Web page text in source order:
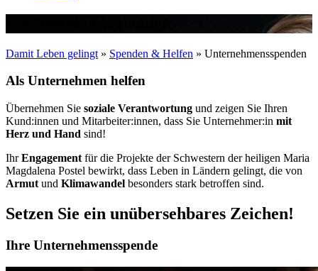
Damit Leben gelingt » Spenden & Helfen » Unternehmensspenden
Als Unternehmen helfen
Übernehmen Sie soziale Verantwortung und zeigen Sie Ihren
Kund:innen und Mitarbeiter:innen, dass Sie Unternehmer:in mit
Herz und Hand sind!
IhrEngagement für die Projekte der Schwestern der heiligen Maria
Magdalena Postel bewirkt, dass Leben in Ländern gelingt, die von
Armut und Klimawandel besonders stark betroffen sind.
Setzen Sie ein unübersehbares Zeichen!
Ihre Unternehmensspende